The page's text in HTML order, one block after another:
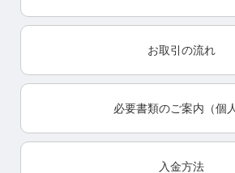
お取引の流れ
必要書類のご案内（個人
入金方法